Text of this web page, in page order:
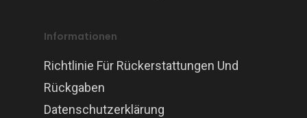
Informationen
Richtlinie Für Rückerstattungen Und
Rückgaben
Datenschutzerklärung